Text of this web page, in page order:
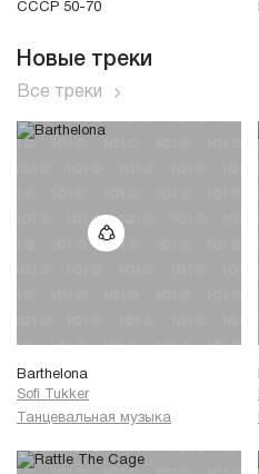
СССР 50-70
Новые треки
Все треки
Barthelona
Sofi Tukker
Танцевальная музыка